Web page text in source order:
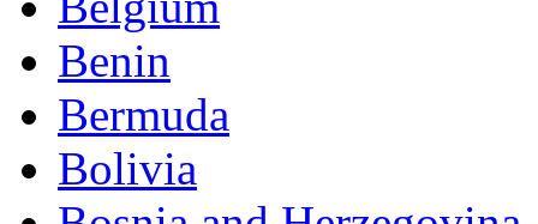
Benin
Bermuda
Bolivia